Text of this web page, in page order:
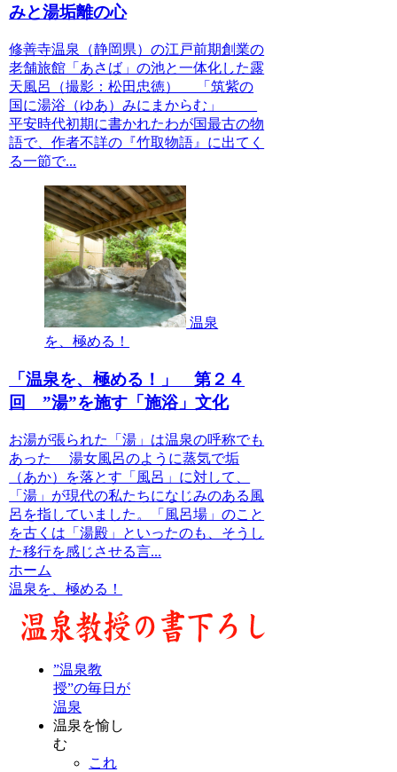
みと湯垢離の心
修善寺温泉（静岡県）の江戸前期創業の
老舗旅館「あさば」の池と一体化した露
天風呂（撮影：松田忠徳） 「筑紫の
国に湯浴（ゆあ）みにまからむ」
平安時代初期に書かれたわが国最古の物
語で、作者不詳の『竹取物語』に出てく
る一節で...
温泉
を、極める！
「温泉を、極める！」 第２４
回 ”湯”を施す「施浴」文化
お湯が張られた「湯」は温泉の呼称でも
あった 湯女風呂のように蒸気で垢
（あか）を落とす「風呂」に対して、
「湯」が現代の私たちになじみのある風
呂を指していました。「風呂場」のこと
を古くは「湯殿」といったのも、そうし
た移行を感じさせる言...
ホーム
温泉を、極める！
”温泉教
授”の毎日が
温泉
温泉を愉し
む
これ